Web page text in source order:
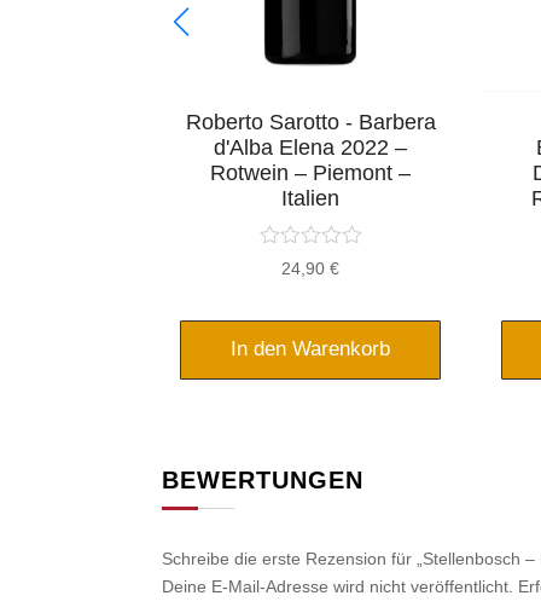
Roberto Sarotto - Barbera
d'Alba Elena 2022 –
Rotwein – Piemont –
Italien
24,90€
In den Warenkorb
BEWERTUNGEN
Schreibe die erste Rezension für „Stellenbosch
Deine E-Mail-Adresse wird nicht veröffentlicht.